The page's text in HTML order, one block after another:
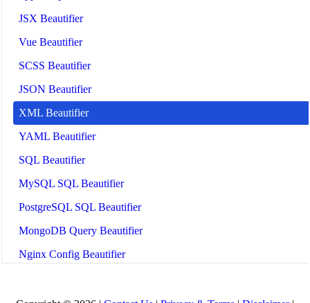
JSX Beautifier
Vue Beautifier
SCSS Beautifier
JSON Beautifier
XML Beautifier
YAML Beautifier
SQL Beautifier
MySQL SQL Beautifier
PostgreSQL SQL Beautifier
MongoDB Query Beautifier
Nginx Config Beautifier